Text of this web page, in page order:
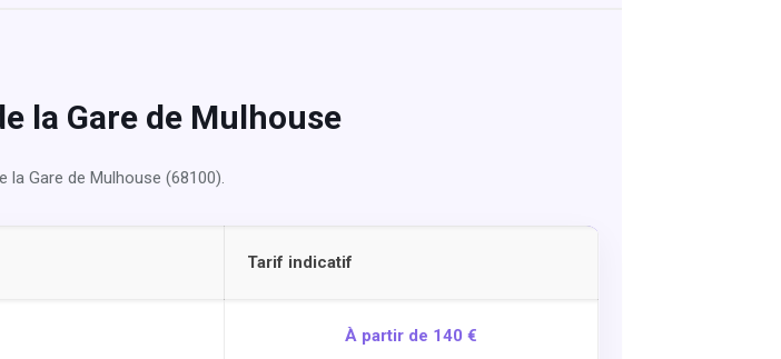
la Gare de Mulhouse
Gare de Mulhouse (68100).
Tarif indicatif
À partir de 140 €